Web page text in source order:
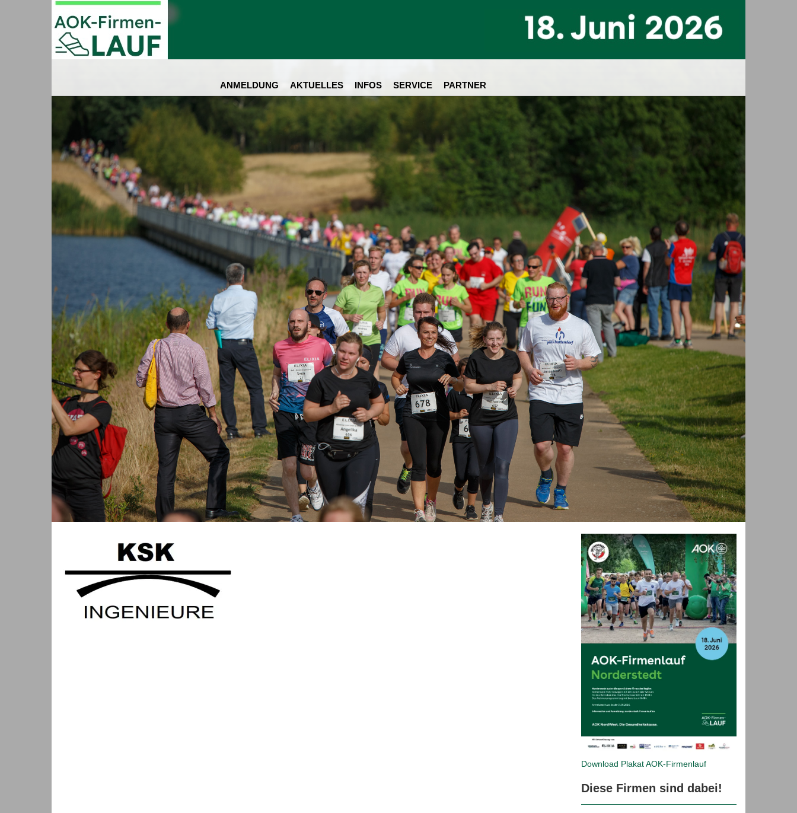
ANMELDUNG AKTUELLES INFOS SERVICE PARTNER
Download PlakatAOK-Firmenlauf
Diese Firmen sind dabei!